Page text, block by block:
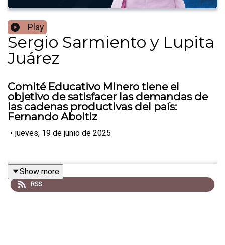
Play
Sergio Sarmiento y Lupita
Juárez
Comité Educativo Minero tiene el
objetivo de satisfacer las demandas de
las cadenas productivas del país:
Fernando Aboitiz
• jueves, 19 de junio de 2025
Show more
RSS